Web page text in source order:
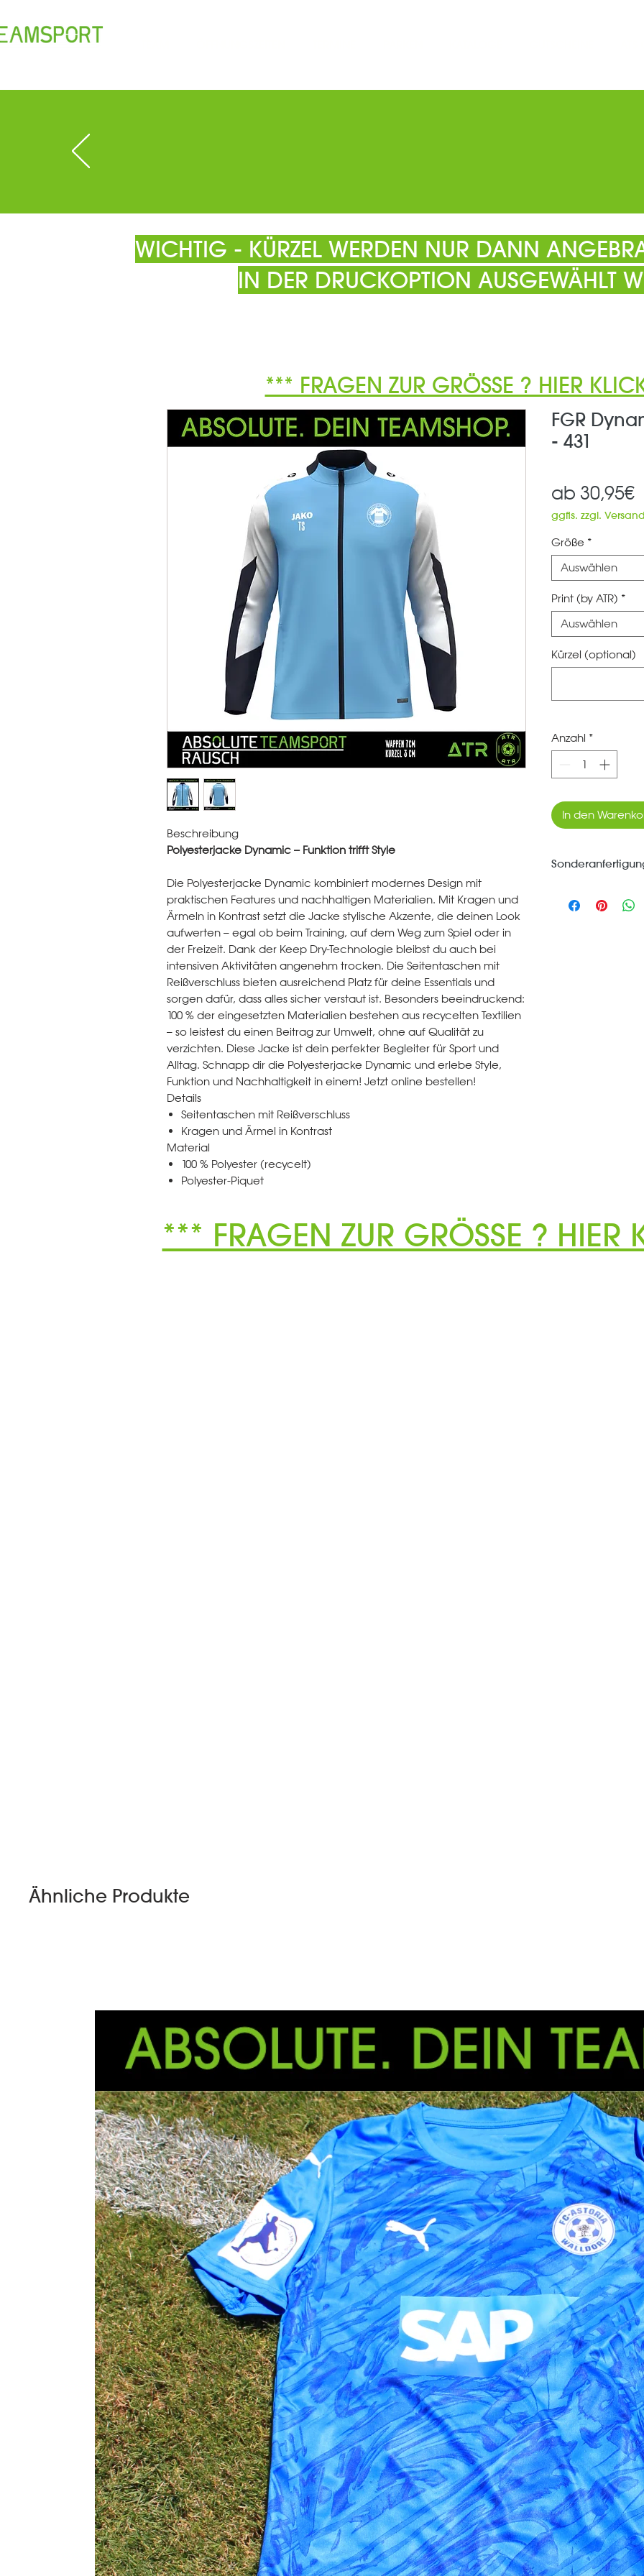
WICHTIG - KÜRZEL WERDEN NUR DANN
IN DER DRUCKOPTION AUSGEWÄHLT
Beschreibung
Polyesterjacke Dynamic – Funktion trifft Style
Die Polyesterjacke Dynamic kombiniert modernes Design mit
praktischen Features und nachhaltigen Materialien. Mit Kragen und
Ärmeln in Kontrast setzt die Jacke stylische Akzente, die deinen Look
aufwerten – egal ob beim Training, auf dem Weg zum Spiel oder in
der Freizeit. Dank der Keep Dry-Technologie bleibst du auch bei
intensiven Aktivitäten angenehm trocken. Die Seitentaschen mit
Reißverschluss bieten ausreichend Platz für deine Essentials und
sorgen dafür, dass alles sicher verstaut ist. Besonders beeindruckend:
100 % der eingesetzten Materialien bestehen aus recycelten Textilien
– so leistest du einen Beitrag zur Umwelt, ohne auf Qualität zu
verzichten. Diese Jacke ist dein perfekter Begleiter für Sport und
Alltag. Schnapp dir die Polyesterjacke Dynamic und erlebe Style,
Funktion und Nachhaltigkeit in einem! Jetzt online bestellen!
Details
Seitentaschen mit Reißverschluss
Kragen und Ärmel in Kontrast
Material
100 % Polyester (recycelt)
Polyester-Piquet
FGR
- 431
ab 30,95€
ggfls. zzgl. Versand
Größe *
Auswählen
Print (by ATR) *
Auswählen
Kürzel (optional)
Anzahl *
In den
Dich bestellt und
*** FRAGEN ZUR GRÖSSE ? HIER
Ähnliche Produkte
*** FRAGEN ZUR GRÖSSE ? HIER